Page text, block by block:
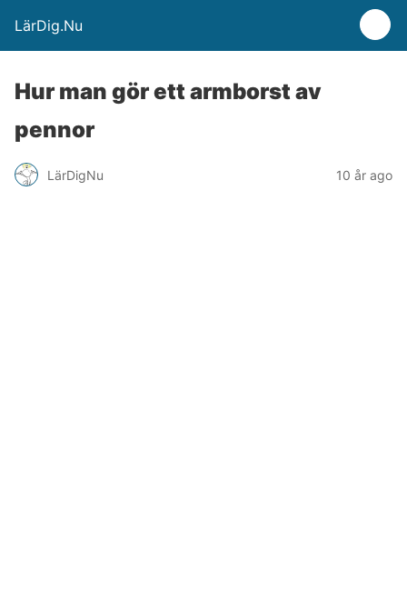
LärDig.Nu
Hur man gör ett armborst av
pennor
LärDigNu 10 år ago